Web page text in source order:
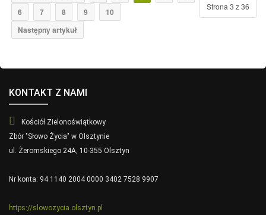
Strona 3 z 36
6
7 8 9
10
Następny artykuł
KONTAKT Z NAMI
Kościół Zielonoświątkowy
Zbór "Słowo Życia" w Olsztynie
ul. Żeromskiego 24A, 10-355 Olsztyn
Nr konta: 94 1140 2004 0000 3402 7528 9907
https://slowozycia.olsztyn.pl